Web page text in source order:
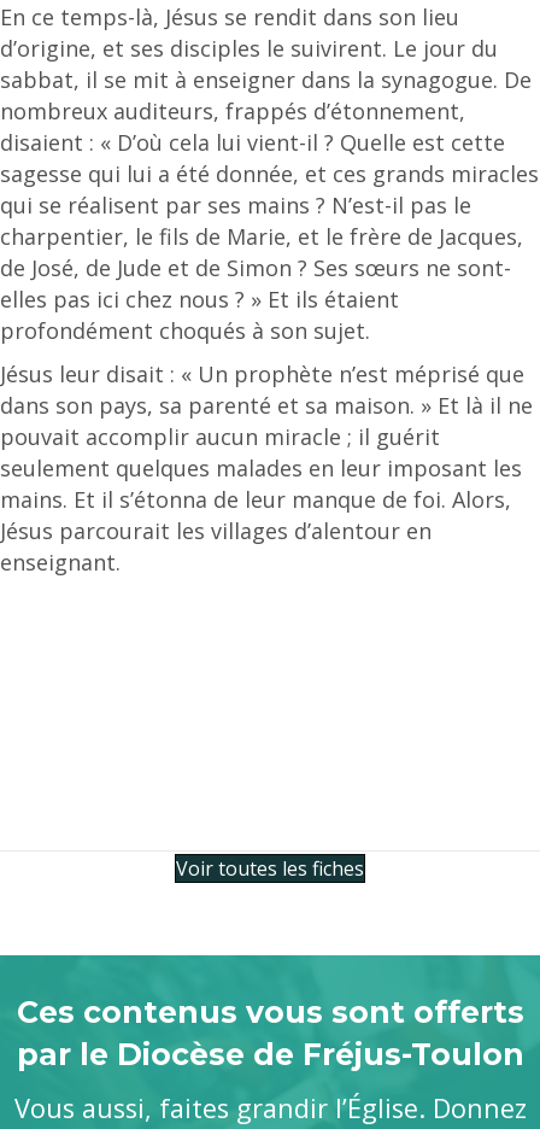
En ce temps-là, Jésus se rendit dans son lieu
d’origine, et ses disciples le suivirent. Le jour du
sabbat, il se mit à enseigner dans la synagogue. De
nombreux auditeurs, frappés d’étonnement,
disaient : « D’où cela lui vient-il ? Quelle est cette
sagesse qui lui a été donnée, et ces grands miracles
qui se réalisent par ses mains ? N’est-il pas le
charpentier, le fils de Marie, et le frère de Jacques,
de José, de Jude et de Simon ? Ses sœurs ne sont-
elles pas ici chez nous ? » Et ils étaient
profondément choqués à son sujet.
Jésus leur disait : « Un prophète n’est méprisé que
dans son pays, sa parenté et sa maison. » Et là il ne
pouvait accomplir aucun miracle ; il guérit
seulement quelques malades en leur imposant les
mains. Et il s’étonna de leur manque de foi. Alors,
Jésus parcourait les villages d’alentour en
enseignant.
Voir toutes les fiches
Ces contenus vous sont offerts
par le Diocèse de Fréjus-Toulon
Vous aussi, faites grandir l’Église. Donnez